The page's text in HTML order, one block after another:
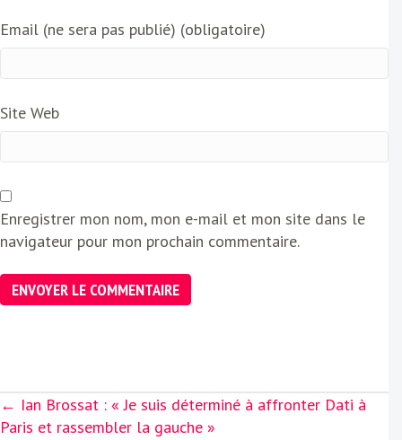
Email (ne sera pas publié) (obligatoire)
Site Web
Enregistrer mon nom, mon e-mail et mon site dans le
navigateur pour mon prochain commentaire.
Posts
navigation
← Ian Brossat : « Je suis déterminé à affronter Dati à
Paris et rassembler la gauche »